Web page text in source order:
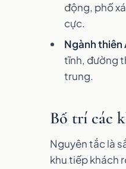
động, phố
cực.
Ngành thiên
tĩnh, đường
trung.
Bố trí các
Nguyên tắc là
khu tiếp khách